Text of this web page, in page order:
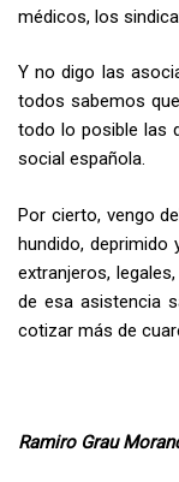
médicos, los
Y no digo las
todos sabemos
todo lo posible las
social española.
Por cierto, vengo
hundido, deprimido
extranjeros,
de esa asistencia
cotizar más de
Ramiro Grau